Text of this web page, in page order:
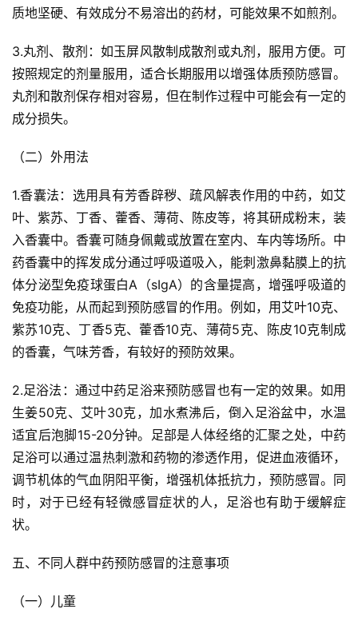
讯
动
态
科
中
中
医
名
馆
豫
见
医
豫
健
百
姓
健
生
质地坚硬、有效成分不易溶出的药材，可能效果不如煎剂。
3.丸剂、散剂：如玉屏风散制成散剂或丸剂，服用方便。可
按照规定的剂量服用，适合长期服用以增强体质预防感冒。
丸剂和散剂保存相对容易，但在制作过程中可能会有一定的
成分损失。
（二）外用法
1.香囊法：选用具有芳香辟秽、疏风解表作用的中药，如艾
叶、紫苏、丁香、藿香、薄荷、陈皮等，将其研成粉末，装
入香囊中。香囊可随身佩戴或放置在室内、车内等场所。中
药香囊中的挥发成分通过呼吸道吸入，能刺激鼻黏膜上的抗
体分泌型免疫球蛋白A（sIgA）的含量提高，增强呼吸道的
免疫功能，从而起到预防感冒的作用。例如，用艾叶10克、
紫苏10克、丁香5克、藿香10克、薄荷5克、陈皮10克制成
的香囊，气味芳香，有较好的预防效果。
2.足浴法：通过中药足浴来预防感冒也有一定的效果。如用
生姜50克、艾叶30克，加水煮沸后，倒入足浴盆中，水温
适宜后泡脚15-20分钟。足部是人体经络的汇聚之处，中药
足浴可以通过温热刺激和药物的渗透作用，促进血液循环，
调节机体的气血阴阳平衡，增强机体抵抗力，预防感冒。同
时，对于已经有轻微感冒症状的人，足浴也有助于缓解症
状。
五、不同人群中药预防感冒的注意事项
（一）儿童